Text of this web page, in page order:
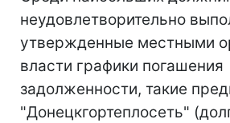
неудовлетворительно
утвержденные местными
власти графики погашения
задолженности, такие
"Донецкгортеплосеть"